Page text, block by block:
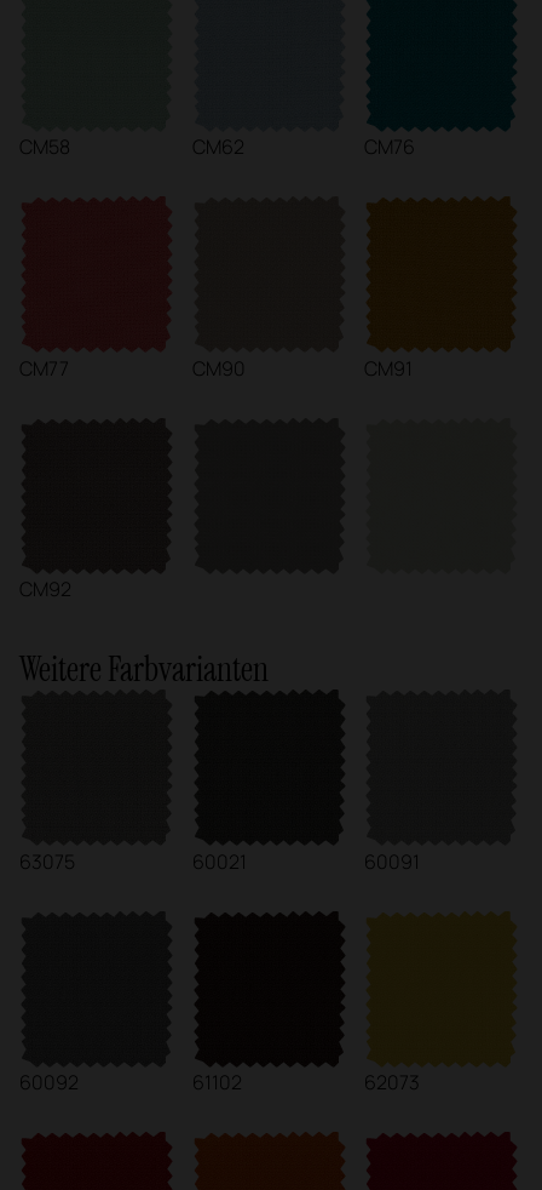
CM58 CM62 CM76
CM77 CM90 CM91
CM92
Weitere Farbvarianten
63075 60021 60091
60092 61102 62073